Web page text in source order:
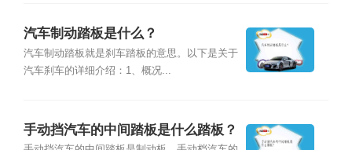
汽车制动踏板是什么？
汽车制动踏板就是刹车踏板的意思。以下是关于
汽车刹车的详细介绍：1、概况...
手动挡汽车的中间踏板是什么踏板？